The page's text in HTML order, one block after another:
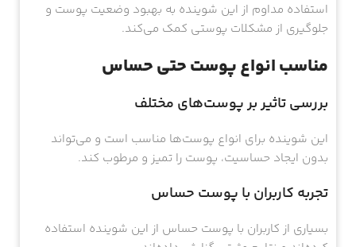
استفاده مداوم از این شوینده به بهبود وضعیت پوست و
جلوگیری از مشکلات پوستی کمک می‌کند.
مناسب انواع پوست حتی حساس
بررسی تاثیر بر پوست‌های مختلف
این شوینده برای انواع پوست‌ها مناسب است و می‌تواند
بدون ایجاد حساسیت، پوست را تمیز و مرطوب کند.
تجربه کاربران با پوست حساس
بسیاری از کاربران با پوست حساس از این شوینده استفاده